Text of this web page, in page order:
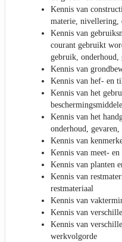
Kennis van
materie, nivellering,
Kennis van
courant gebruikt
gebruik,
Kennis van
Kennis van hef- en
Kennis van het
Kennis van het
onderhoud,
Kennis van
Kennis van meet- en
Kennis van planten
Kennis van
restmateriaal
Kennis van
Kennis van
Kennis van
werkvolgorde